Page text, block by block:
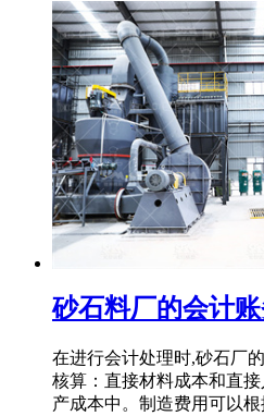
砂石料厂的会计
在进行会计处理时,砂石厂
核算：直接材料成本和直
产成本中。制造费用可以